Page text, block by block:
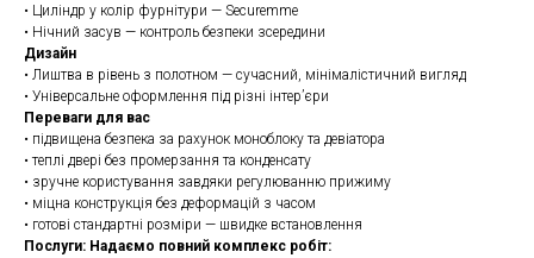
• Циліндр у колір фурнітури — Securemme
• Нічний засув — контроль безпеки зсередини
Дизайн
• Лиштва в рівень з полотном — сучасний, мінімалістичний вигляд
• Універсальне оформлення під різні інтер’єри
Переваги для вас
• підвищена безпека за рахунок моноблоку та девіатора
• теплі двері без промерзання та конденсату
• зручне користування завдяки регулюванню прижиму
• міцна конструкція без деформацій з часом
• готові стандартні розміри — швидке встановлення
Послуги: Надаємо повний комплекс робіт: